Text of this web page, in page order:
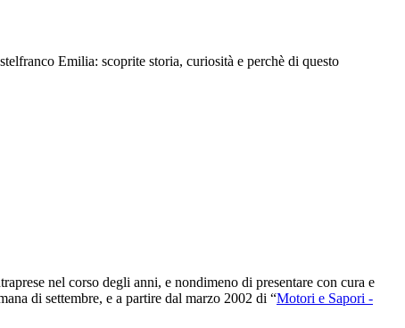
Emilia: scoprite storia, curiosità e perchè di questo
nel corso degli anni, e nondimeno di presentare con cura e
di settembre, e a partire dal marzo 2002 di “Motori e Sapori -